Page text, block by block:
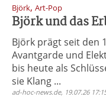
Björk, Art-Pop
Björk und das
Björk prägt seit den
Avantgarde und
bis heute als
sie Klang ...
ad-hoc-news.de, 19.07.26